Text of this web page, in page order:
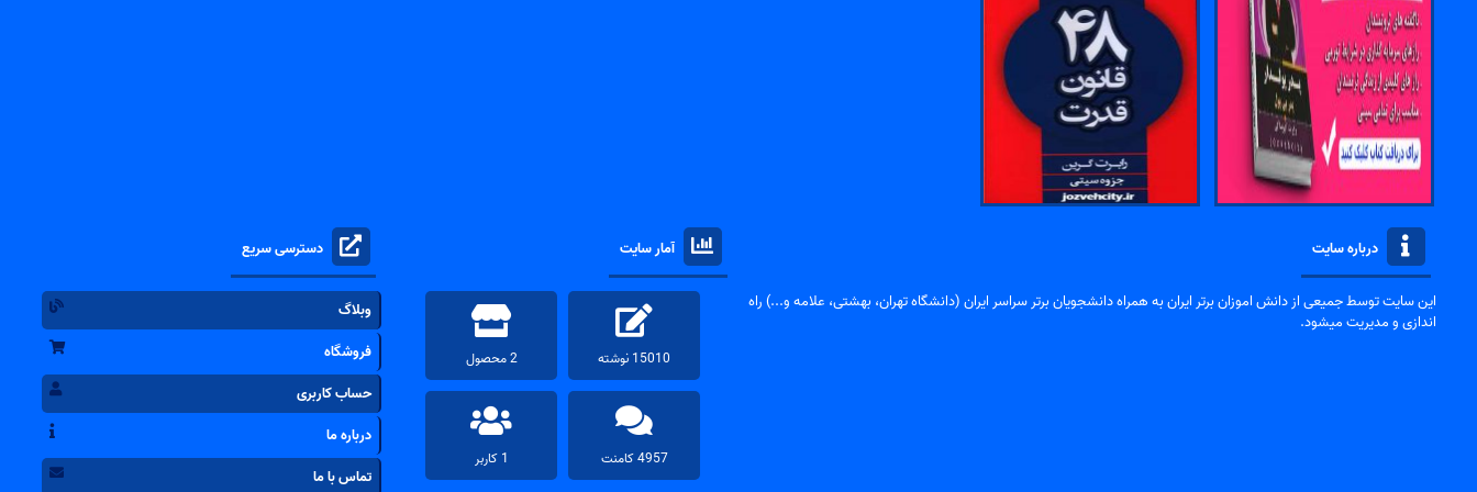
درباره سایت
این سایت توسط جمیعی از دانش اموزان برتر ایران به همراه دانشجویان برتر سراسر ایران (دانشگاه تهران، بهشتی، علامه و...) راه
اندازی و مدیریت میشود.
آمار سایت
15010 نوشته 2 محصول
4957 کامنت 1 کاربر
دسترسی سریع
وبلاگ
فروشگاه
حساب کاربری
درباره ما
تماس با ما